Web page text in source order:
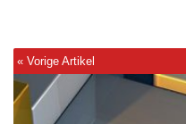
B
B